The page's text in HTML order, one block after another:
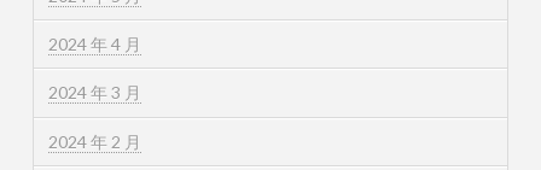
2024 年 4 月
2024 年 3 月
2024 年 2 月